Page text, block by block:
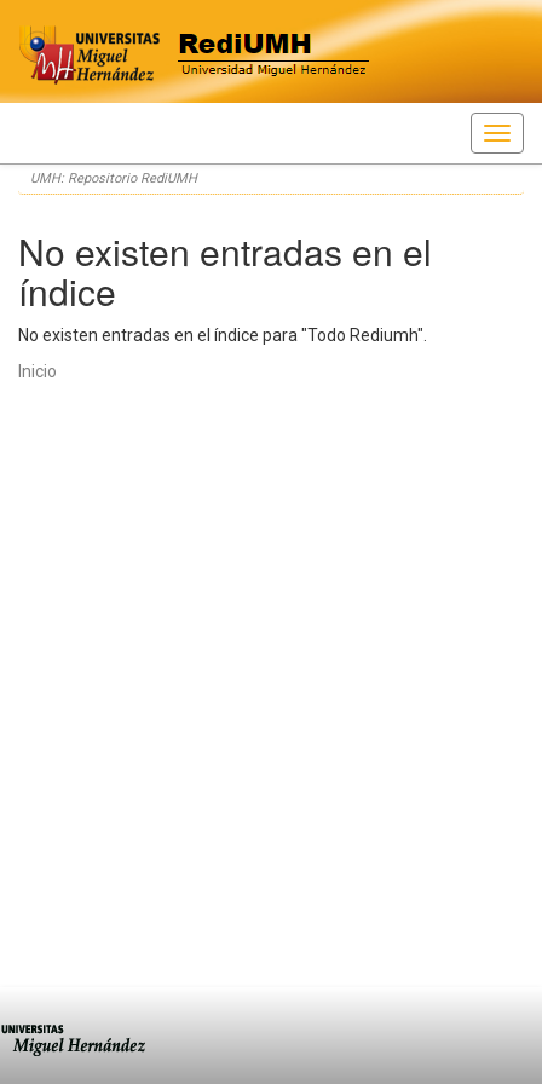
Skip
navigation
UMH: Repositorio RediUMH
No existen entradas en el
índice
No existen entradas en el índice para "Todo Rediumh".
Inicio